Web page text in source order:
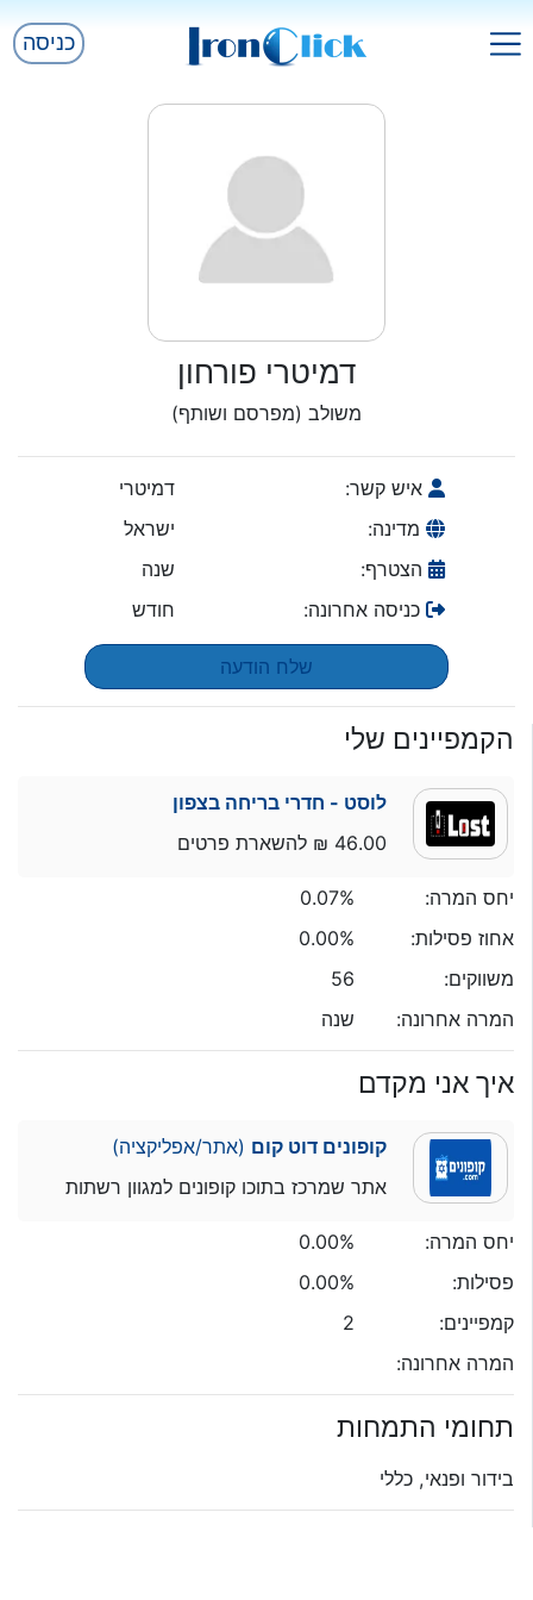
כניסה
דמיטרי פורחון
משולב (מפרסם ושותף)
איש קשר:
דמיטרי
מדינה:
ישראל
הצטרף:
שנה
כניסה אחרונה:
חודש
שלח הודעה
הקמפיינים שלי
לוסט - חדרי בריחה בצפון
46.00 ₪ להשארת פרטים
יחס המרה:
0.07%
אחוז פסילות:
0.00%
משווקים:
56
המרה אחרונה:
שנה
איך אני מקדם
קופונים דוט קום (אתר/אפליקציה)
אתר שמרכז בתוכו קופונים למגוון רשתות
יחס המרה:
0.00%
פסילות:
0.00%
קמפיינים:
2
המרה אחרונה:
תחומי התמחות
בידור ופנאי, כללי